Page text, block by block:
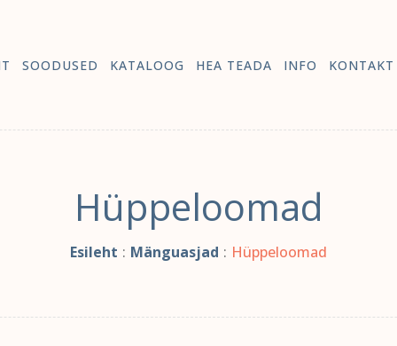
SOODUSED KATALOOG HEA TEADA INFO KONTAKT
Hüppeloomad
Esileht : Mänguasjad : Hüppeloomad